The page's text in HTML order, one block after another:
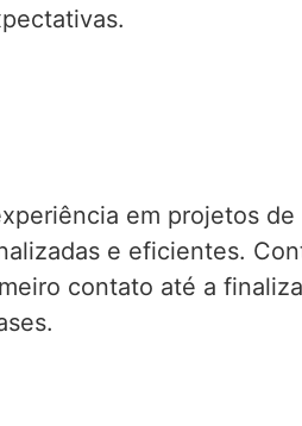
em projetos de
e eficientes.
contato até a